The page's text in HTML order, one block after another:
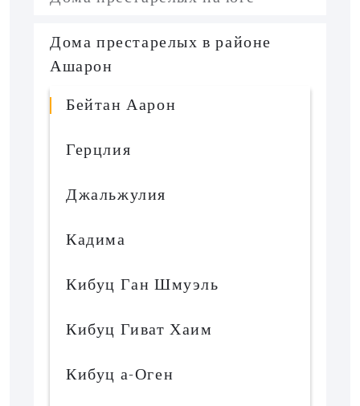
Дома престарелых в районе
Ашарон
Бейтан Аарон
Герцлия
Джальжулия
Кадима
Кибуц Ган Шмуэль
Кибуц Гиват Хаим
Кибуц а-Оген